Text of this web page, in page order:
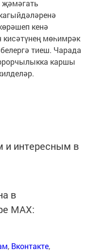
җәмәгать
кенә
мөһимрәк
тиеш. Чарада
каршы
интересным в
в
MАХ:
, Вконтакте,